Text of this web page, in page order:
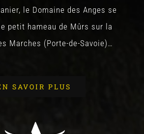
le Domaine des Anges se
petit hameau de Mûrs sur la
Marches (Porte-de-Savoie)…
SAVOIR PLUS